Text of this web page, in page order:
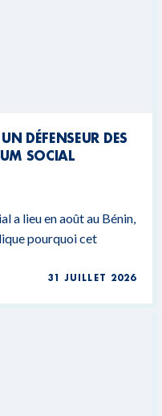
DÉFENSEUR DES
SOCIAL
a lieu en août au Bénin,
pourquoi cet
31 JUILLET 2026